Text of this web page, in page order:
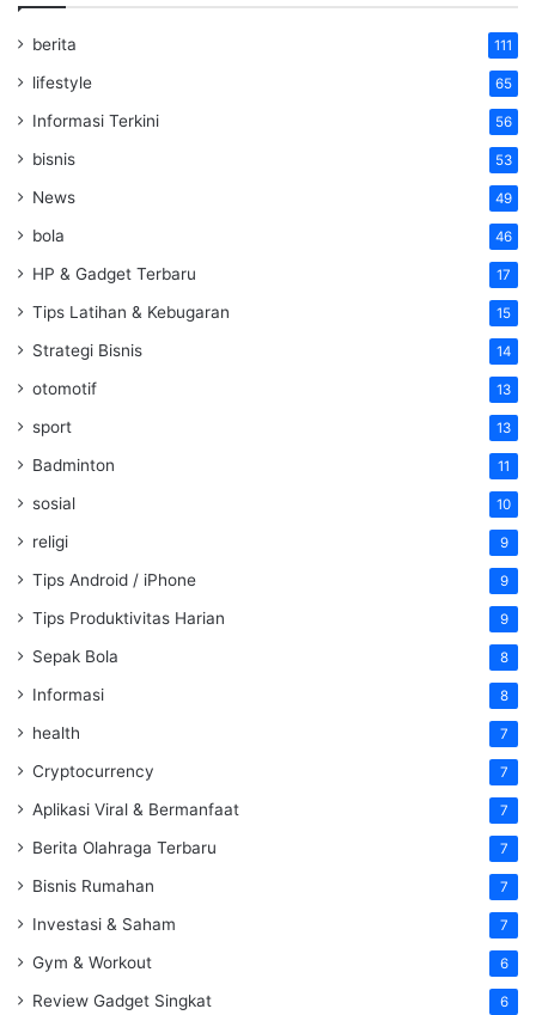
berita 111
lifestyle 65
Informasi Terkini 56
bisnis 53
News 49
bola 46
HP & Gadget Terbaru 17
Tips Latihan & Kebugaran 15
Strategi Bisnis 14
otomotif 13
sport 13
Badminton 11
sosial 10
religi 9
Tips Android / iPhone 9
Tips Produktivitas Harian 9
Sepak Bola 8
Informasi 8
health 7
Cryptocurrency 7
Aplikasi Viral & Bermanfaat 7
Berita Olahraga Terbaru 7
Bisnis Rumahan 7
Investasi & Saham 7
Gym & Workout 6
Review Gadget Singkat 6